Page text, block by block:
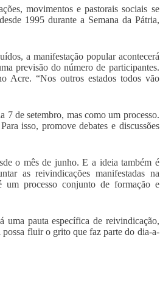
movimentos e pastorais sociais se
1995 durante a Semana da Pátria,
a manifestação popular acontecerá
previsão do número de participantes.
Acre. “Nos outros estados todos vão
de setembro, mas como um processo.
isso, promove debates e discussões
o mês de junho. E a ideia também é
as reivindicações manifestadas na
um processo conjunto de formação e
uma pauta específica de reivindicação,
possa fluir o grito que faz parte do dia-a-